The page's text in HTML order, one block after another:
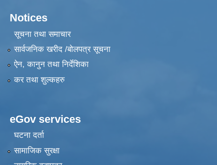
Notices
सूचना तथा समाचार
सार्वजनिक खरीद /बोलपत्र सूचना
ऐन, कानुन तथा निर्देशिका
कर तथा शुल्कहरु
eGov services
घटना दर्ता
सामाजिक सुरक्षा